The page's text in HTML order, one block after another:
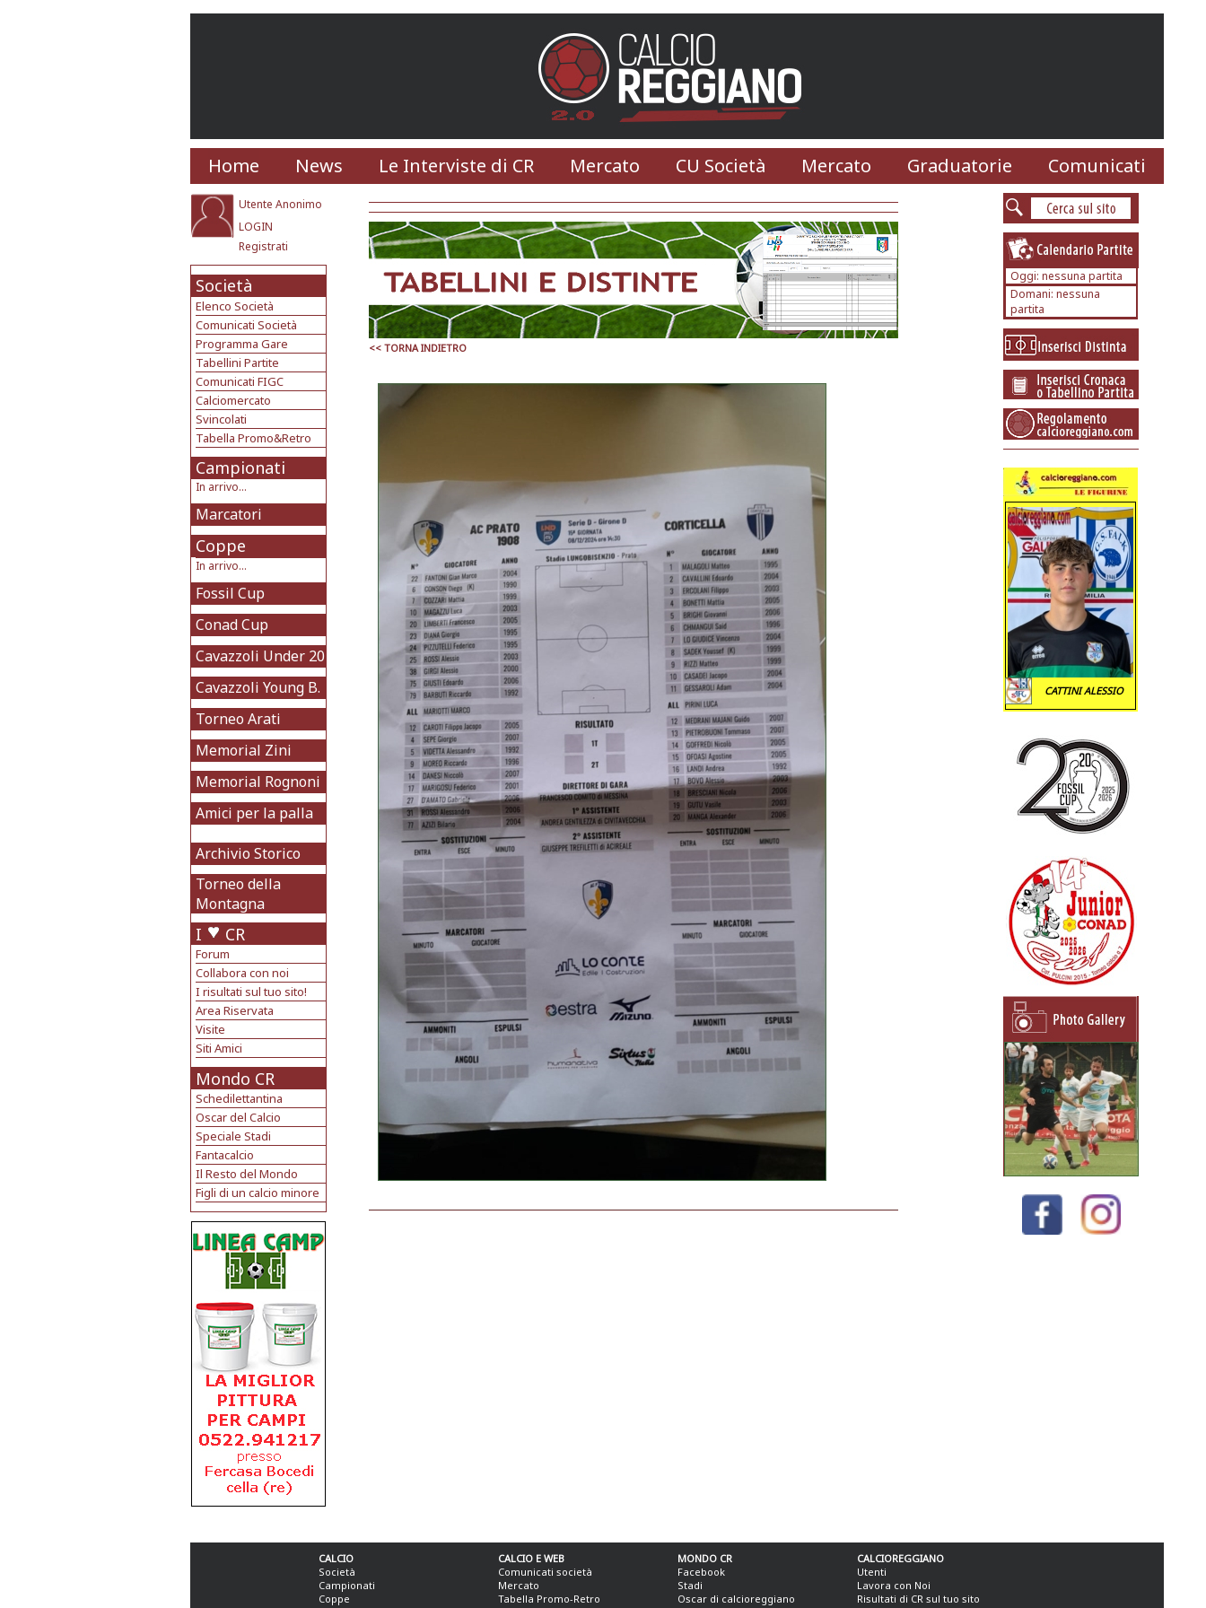
Home News Le Interviste di CR Mercato CU Società Mercato Graduatorie Comunicati
Utente Anonimo
LOGIN
Registrati
Società
Elenco Società
Comunicati Società
Programma Gare
Tabellini Partite
Comunicati FIGC
Calciomercato
Svincolati
Tabella Promo&Retro
Campionati
In arrivo...
Marcatori
Coppe
In arrivo...
Fossil Cup
Conad Cup
Cavazzoli Under 20
Cavazzoli Young B.
Torneo Arati
Memorial Zini
Memorial Rognoni
Amici per la palla
Archivio Storico
Torneo della
Montagna
I CR
Forum
Collabora con noi
I risultati sul tuo sito!
Area Riservata
Visite
Siti Amici
Mondo CR
Schedilettantina
Oscar del Calcio
Speciale Stadi
Fantacalcio
Il Resto del Mondo
Figli di un calcio minore
<< TORNA INDIETRO
Oggi: nessuna partita
Domani: nessuna
partita
CATTINI ALESSIO
CALCIO
Società
Campionati
Coppe
CALCIO E WEB
Comunicati società
Mercato
Tabella Promo-Retro
MONDO CR
Facebook
Stadi
Oscar di calcioreggiano
CALCIOREGGIANO
Utenti
Lavora con Noi
Risultati di CR sul tuo sito